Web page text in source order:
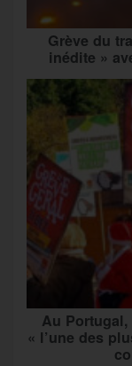
Grève du
inédite »
Au
« l’une des